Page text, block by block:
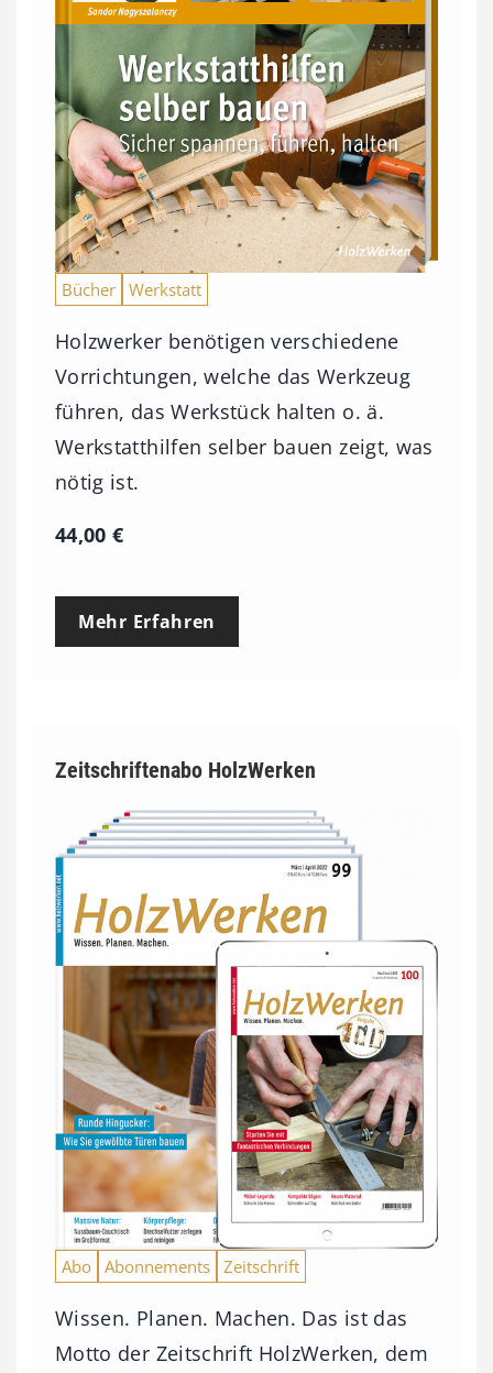
Bücher Werkstatt
Holzwerker benötigen verschiedene
Vorrichtungen, welche das Werkzeug
führen, das Werkstück halten o. ä.
Werkstatthilfen selber bauen zeigt, was
nötig ist.
44,00€
Mehr Erfahren
Zeitschriftenabo HolzWerken
Abo Abonnements Zeitschrift
Wissen. Planen. Machen. Das ist das
Motto der Zeitschrift HolzWerken, dem